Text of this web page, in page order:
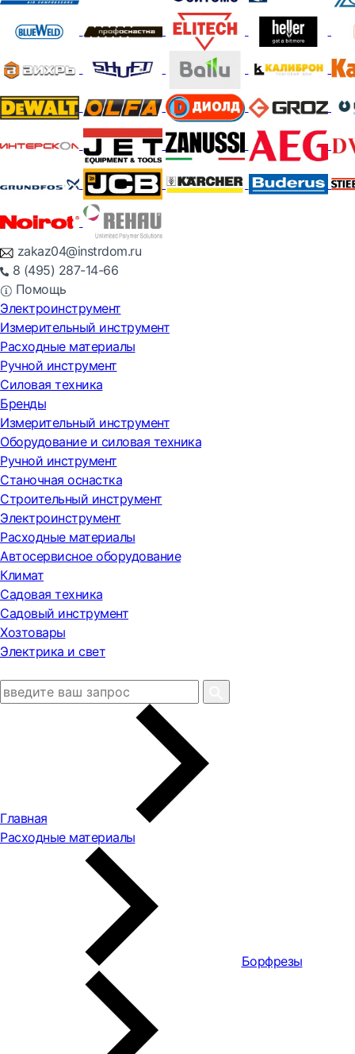
zakaz04@instrdom.ru
8 (495) 287-14-66
Помощь
Электроинструмент
Измерительный инструмент
Расходные материалы
Ручной инструмент
Силовая техника
Бренды
Измерительный инструмент
Оборудование и силовая техника
Ручной инструмент
Станочная оснастка
Строительный инструмент
Электроинструмент
Расходные материалы
Автосервисное оборудование
Климат
Садовая техника
Садовый инструмент
Хозтовары
Электрика и свет
Главная
Расходные материалы
Борфрезы